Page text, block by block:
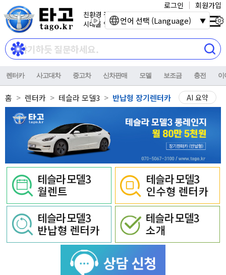
친환경 전기자동차
시대를 열어갑니다.
로그인 회원가입
렌터카 사고대차 중고차 신차판매 모델 보조금 충전 이
홈 렌터카 테슬라 모델3 반납형 장기렌터카 AI 요약
언어 선택 (Language)